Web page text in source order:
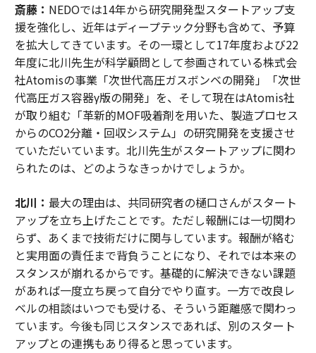
斎藤： NEDOでは14年から研究開発型スタートアップ支
援を強化し、近年はディープテック分野も含めて、予算
を拡大してきています。その一環として17年度および22
年度に北川先生が科学顧問として参画されている株式会
社Atomisの事業「次世代高圧ガスボンベの開発」「次世
代高圧ガス容器γ版の開発」を、そして現在はAtomis社
が取り組む「革新的MOF吸着剤を用いた、製造プロセス
からのCO2分離・回収システム」の研究開発を支援させ
ていただいています。北川先生がスタートアップに関わ
られたのは、どのようなきっかけでしょうか。
北川： 最大の理由は、共同研究者の樋口さんがスタート
アップを立ち上げたことです。ただし報酬には一切関わ
らず、あくまで技術だけに関与しています。報酬が絡む
と実用面の責任まで背負うことになり、それでは本来の
スタンスが崩れるからです。基礎的に解決できない課題
があれば一度立ち戻って自分でやり直す。一方で改良レ
ベルの相談はいつでも受ける、そういう距離感で関わっ
ています。今後も同じスタンスであれば、別のスタート
アップとの連携もあり得ると思っています。